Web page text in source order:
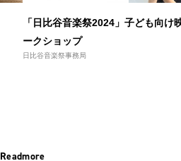
「日比谷音楽祭2024」子ども向け
ークショップ
日比谷音楽祭事務局
Readmore